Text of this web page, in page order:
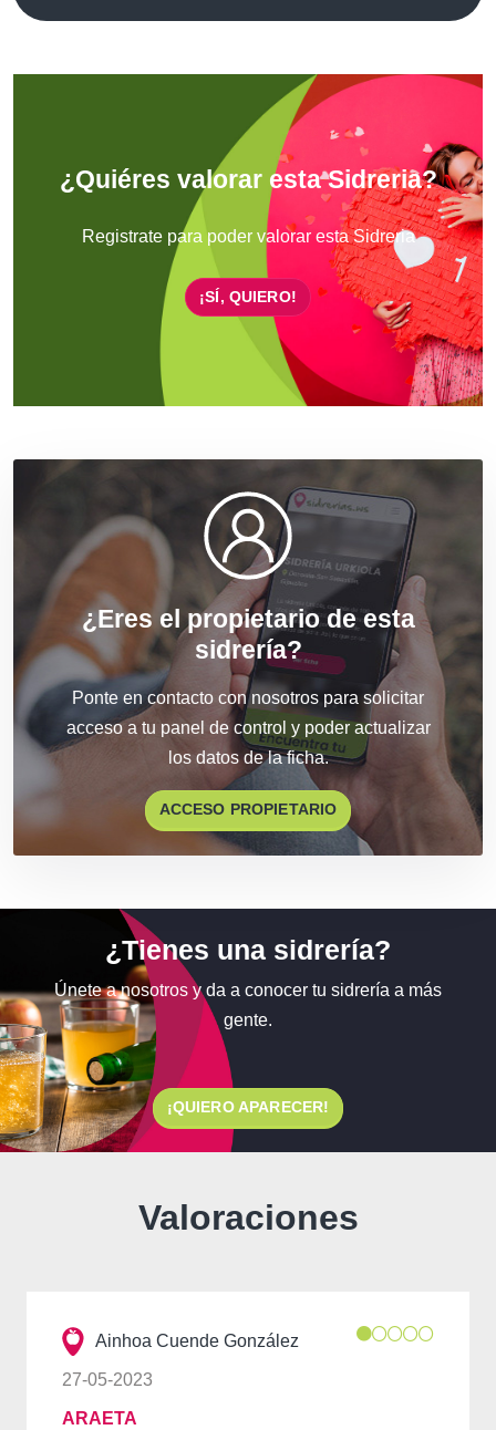
¿Quiéres valorar esta Sidreria?
Registrate para poder valorar esta Sidreria
¡SÍ, QUIERO!
¿Eres el propietario de esta
sidrería?
Ponte en contacto con nosotros para solicitar
acceso a tu panel de control y poder actualizar
los datos de la ficha.
ACCESO PROPIETARIO
¿Tienes una sidrería?
Únete a nosotros y da a conocer tu sidrería a más
gente.
¡QUIERO APARECER!
Valoraciones
Ainhoa Cuende González
27-05-2023
ARAETA